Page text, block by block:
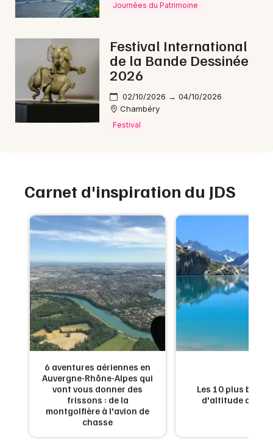
Journées du Patrimoine
Festival International
de la Bande Dessinée
2026
02/10/2026 → 04/10/2026
Chambéry
Festival
Carnet d'inspiration du JDS
6 aventures aériennes en
Auvergne-Rhône-Alpes qui
vont vous donner des
frissons : de la
montgolfière à l'avion de
chasse
Les 10 plus
d'altitude de